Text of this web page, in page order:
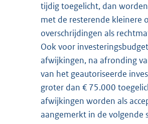
tijdig toegelicht, dan
met de resterende kleinere
overschrijdingen als
Ook voor
afwijkingen, na afronding
van het geautoriseerde
groter dan € 75.000
afwijkingen worden als
aangemerkt in de volgende